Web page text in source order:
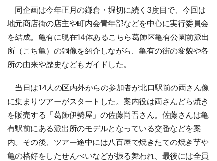
同企画は今年正月の鎌倉・堀切に続く3度目で、今回は
地元商店街の店主や町内会青年部などを中心に実行委員会
を結成。亀有に現在14体あるこちら葛飾区亀有公園前派出
所（こち亀）の銅像を紹介しながら、亀有の街の変貌や各
所の由来や歴史などもガイドした。
当日は14人の区内外からの参加者が北口駅前の両さん像
に集まりツアーがスタートした。案内役は両さんどら焼き
を販売する「葛飾伊勢屋」の佐藤尚吾さん。佐藤さんは亀
有駅前にある派出所のモデルとなっている交番などを案
内。その後、ツアー途中には八百屋で焼きたての焼き芋や
亀の格好をしたせんべいなどが振る舞われ、最後には全員